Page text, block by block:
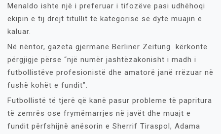
Menaldo ishte një i preferuar i tifozëve pasi udhëhoqi
ekipin e tij drejt titullit të kategorisë së dytë muajin e
kaluar.
Në nëntor, gazeta gjermane Berliner Zeitung kërkonte
përgjigje përse “një numër jashtëzakonisht i madh i
futbollistëve profesionistë dhe amatorë janë rrëzuar në
fushë kohët e fundit”.
Futbollistë të tjerë që kanë pasur probleme të papritura
të zemrës ose frymëmarrjes në javët dhe muajt e
fundit përfshijnë anësorin e Sherrif Tiraspol, Adama